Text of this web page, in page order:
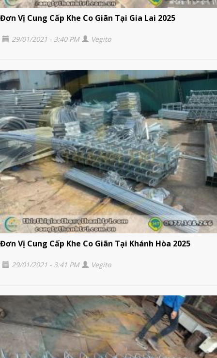
Đơn Vị Cung Cấp Khe Co Giãn Tại Gia Lai 2025
29/01/2021 - 3:40 PM Vegito
Đơn Vị Cung Cấp Khe Co Giãn Tại Khánh Hòa 2025
29/01/2021 - 3:41 PM Vegito